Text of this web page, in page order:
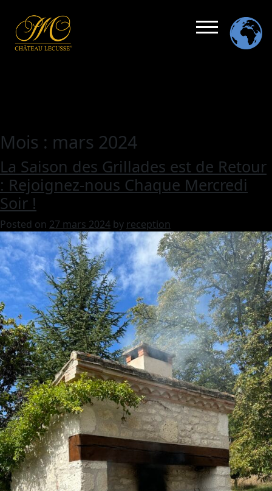
Mois : mars 2024
La Saison des Grillades est de Retour
: Rejoignez-nous Chaque Mercredi
Soir !
Posted on 27 mars 2024 by reception